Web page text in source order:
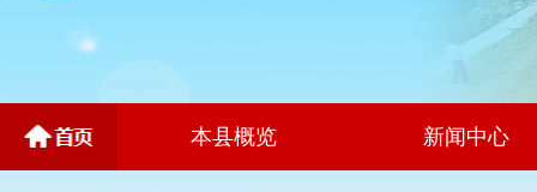
本县概览 新闻中心